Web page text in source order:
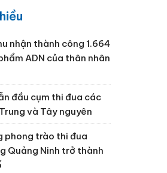
nhận thành công 1.664
ADN của thân nhân
đầu cụm thi đua các
và Tây nguyên
phong trào thi đua
Quảng Ninh trở thành